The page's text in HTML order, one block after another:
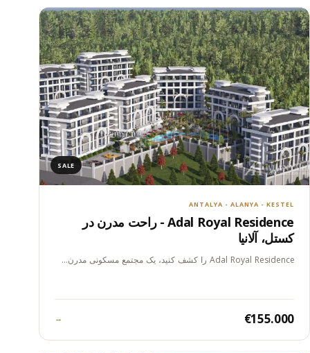
SALE
ANTALYA - ALANYA - KESTEL
Adal Royal Residence - راحت مدرن در
کستل، آلانیا
Adal Royal Residence را کشف کنید، یک مجتمع مسکونی مدرن…
€155.000
→